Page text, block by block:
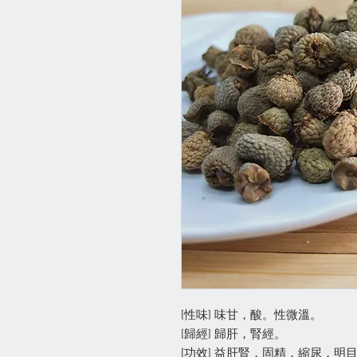
[性味] 味甘，酸。性微溫。
[歸經] 歸肝，腎經。
[功效] 益肝腎，固精，縮尿，明